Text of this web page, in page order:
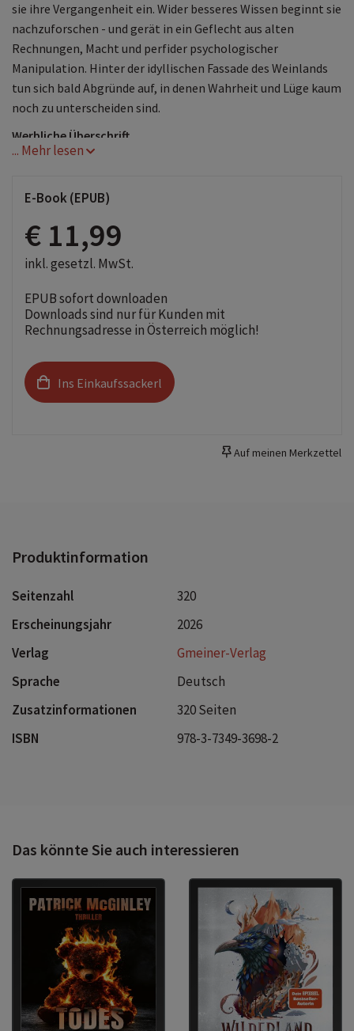
sie ihre Vergangenheit ein. Wider besseres Wissen beginnt sie
nachzuforschen - und gerät in ein Geflecht aus alten
Rechnungen, Macht und perfider psychologischer
Manipulation. Hinter der idyllischen Fassade des Weinlands
tun sich bald Abgründe auf, in denen Wahrheit und Lüge kaum
noch zu unterscheiden sind.
Werbliche Überschrift
Gaslighting, Gier und Gewalt in der Südsteiermark
... Mehr lesen
E-Book (EPUB)
€ 11,99
inkl. gesetzl. MwSt.
EPUB sofort downloaden
Downloads sind nur für Kunden mit
Rechnungsadresse in Österreich möglich!
Ins Einkaufssackerl
Auf meinen Merkzettel
Produktinformation
Seitenzahl
320
Erscheinungsjahr
2026
Verlag
Gmeiner-Verlag
Sprache
Deutsch
Zusatzinformationen
320 Seiten
ISBN
978-3-7349-3698-2
Das könnte Sie auch interessieren